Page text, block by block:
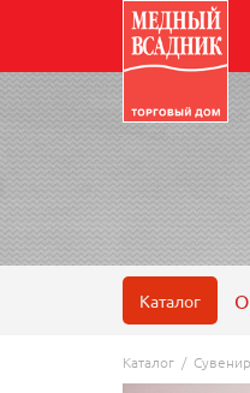
Каталог
Каталог /